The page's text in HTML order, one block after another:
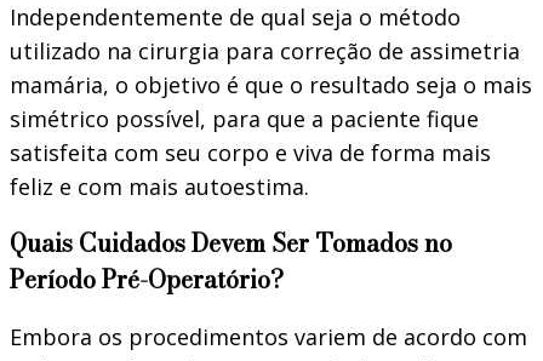
Independentemente de qual seja o método
utilizado na cirurgia para correção de assimetria
mamária, o objetivo é que o resultado seja o mais
simétrico possível, para que a paciente fique
satisfeita com seu corpo e viva de forma mais
feliz e com mais autoestima.
Quais Cuidados Devem Ser Tomados no
Período Pré-Operatório?
Embora os procedimentos variem de acordo com